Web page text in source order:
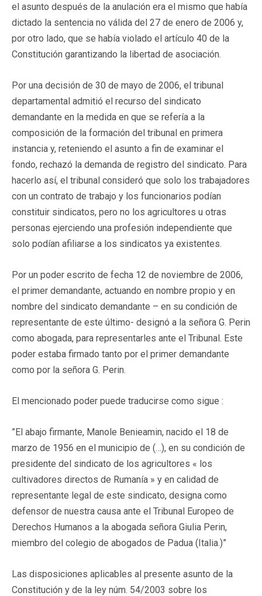
el asunto después de la anulación era el mismo que había
dictado la sentencia no válida del 27 de enero de 2006 y,
por otro lado, que se había violado el artículo 40 de la
Constitución garantizando la libertad de asociación.
Por una decisión de 30 de mayo de 2006, el tribunal
departamental admitió el recurso del sindicato
demandante en la medida en que se refería a la
composición de la formación del tribunal en primera
instancia y, reteniendo el asunto a fin de examinar el
fondo, rechazó la demanda de registro del sindicato. Para
hacerlo así, el tribunal consideró que solo los trabajadores
con un contrato de trabajo y los funcionarios podían
constituir sindicatos, pero no los agricultores u otras
personas ejerciendo una profesión independiente que
solo podían afiliarse a los sindicatos ya existentes.
Por un poder escrito de fecha 12 de noviembre de 2006,
el primer demandante, actuando en nombre propio y en
nombre del sindicato demandante – en su condición de
representante de este último- designó a la señora G. Perin
como abogada, para representarles ante el Tribunal. Este
poder estaba firmado tanto por el primer demandante
como por la señora G. Perin.
El mencionado poder puede traducirse como sigue :
”El abajo firmante, Manole Benieamin, nacido el 18 de
marzo de 1956 en el municipio de (…), en su condición de
presidente del sindicato de los agricultores « los
cultivadores directos de Rumanía » y en calidad de
representante legal de este sindicato, designa como
defensor de nuestra causa ante el Tribunal Europeo de
Derechos Humanos a la abogada señora Giulia Perin,
miembro del colegio de abogados de Padua (Italia.)”
Las disposiciones aplicables al presente asunto de la
Constitución y de la ley núm. 54/2003 sobre los